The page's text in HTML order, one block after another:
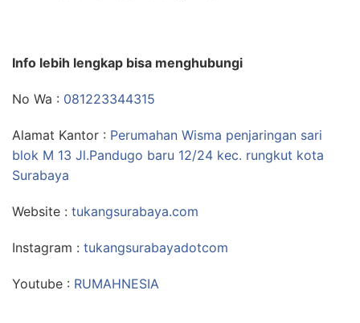
Info lebih lengkap bisa menghubungi
No Wa : 081223344315
Alamat Kantor : Perumahan Wisma penjaringan sari
blok M 13 Jl.Pandugo baru 12/24 kec. rungkut kota
Surabaya
Website : tukangsurabaya.com
Instagram : tukangsurabayadotcom
Youtube : RUMAHNESIA